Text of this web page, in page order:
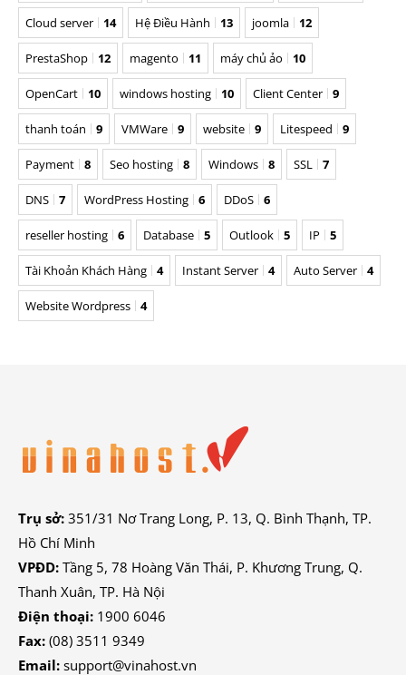
Cloud server 14 Hệ Điều Hành 13 joomla 12
PrestaShop 12 magento 11 máy chủ ảo 10
OpenCart 10 windows hosting 10 Client Center 9
thanh toán 9 VMWare 9 website 9 Litespeed 9
Payment 8 Seo hosting 8 Windows 8 SSL 7
DNS 7 WordPress Hosting 6 DDoS 6
reseller hosting 6 Database 5 Outlook 5 IP 5
Tài Khoản Khách Hàng 4 Instant Server 4 Auto Server 4
Website Wordpress 4
Trụ sở: 351/31 Nơ Trang Long, P. 13, Q. Bình Thạnh, TP.
Hồ Chí Minh
VPĐD: Tầng 5, 78 Hoàng Văn Thái, P. Khương Trung, Q.
Thanh Xuân, TP. Hà Nội
Điện thoại: 1900 6046
Fax: (08) 3511 9349
Email: support@vinahost.vn